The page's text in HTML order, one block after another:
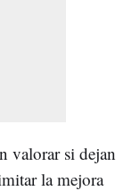
valorar si dejan
la mejora